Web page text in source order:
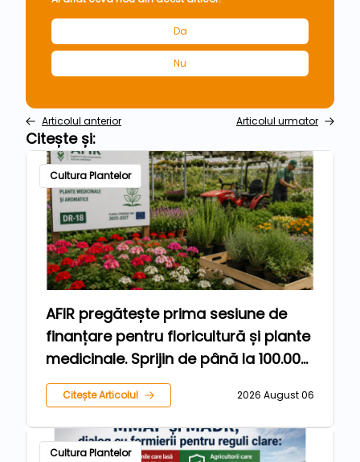
Da
Nu
Articolul anterior Articolul urmator
Citește și:
Cultura Plantelor
AFIR pregătește prima sesiune de
finanțare pentru floricultură și plante
medicinale. Sprijin de până la 100.000
de euro pentru fermieri
Citește Articolul 2026 August 06
Cultura Plantelor